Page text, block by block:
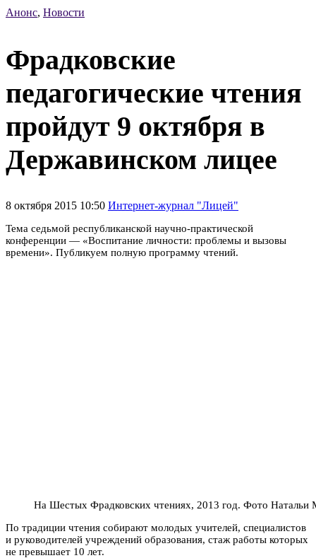
Анонс, Новости
Фрадковские
педагогические чтения
пройдут 9 октября в
Державинском лицее
8 октября 2015 10:50 Интернет-журнал "Лицей"
Тема седьмой республиканской научно-практической
конференции — «Воспитание личности: проблемы и вызовы
времени». Публикуем полную программу чтений.
На Шестых Фрадковских чтениях, 2013 год. Фото Натальи
По традиции чтения собирают молодых учителей, специалистов
и руководителей учреждений образования, стаж работы которых
не превышает 10 лет.